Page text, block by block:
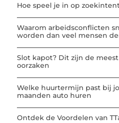
Hoe speel je in op
Waarom arbeidsconflicten
worden dan veel mensen
Slot kapot? Dit zijn de
oorzaken
Welke huurtermijn past bij
maanden auto huren
Ontdek de Voordelen van